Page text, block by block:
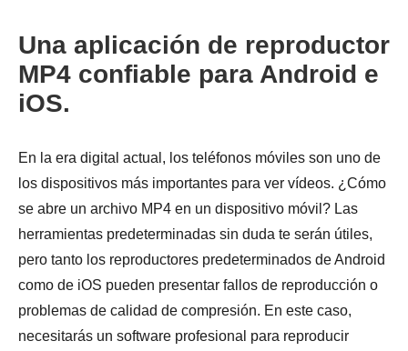
Una aplicación de reproductor
MP4 confiable para Android e
iOS.
En la era digital actual, los teléfonos móviles son uno de
los dispositivos más importantes para ver vídeos. ¿Cómo
se abre un archivo MP4 en un dispositivo móvil? Las
herramientas predeterminadas sin duda te serán útiles,
pero tanto los reproductores predeterminados de Android
como de iOS pueden presentar fallos de reproducción o
problemas de calidad de compresión. En este caso,
necesitarás un software profesional para reproducir